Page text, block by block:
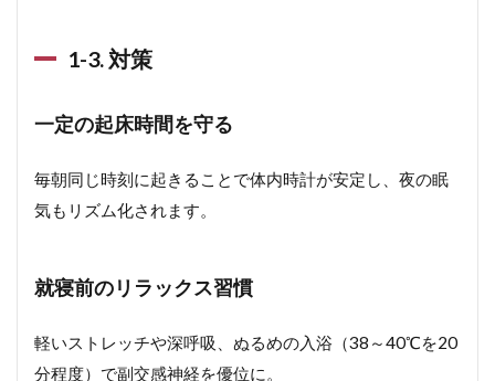
1-3. 対策
一定の起床時間を守る
毎朝同じ時刻に起きることで体内時計が安定し、夜の眠
気もリズム化されます。
就寝前のリラックス習慣
軽いストレッチや深呼吸、ぬるめの入浴（38～40℃を20
分程度）で副交感神経を優位に。